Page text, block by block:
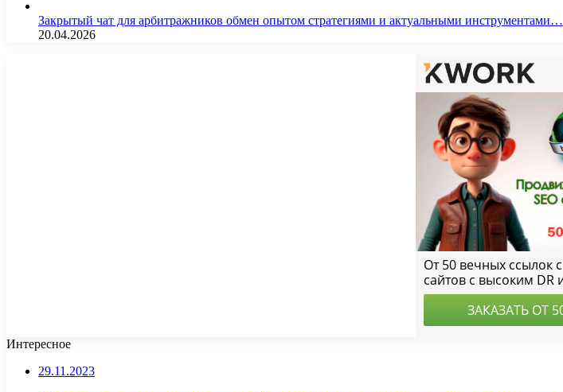
Закрытый чат для арбитражников обмен опытом стратегиями и актуальными инструментами…
20.04.2026
Интересное
29.11.2023